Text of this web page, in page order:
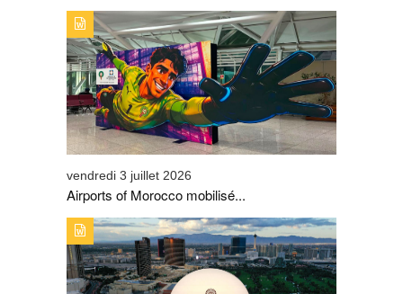
TYPE DE PUBLICATION : A_LA_UNETITRE : AIRPORTS
OF MOROCCO MOBILISÉ POUR ACCOMPAGNER LES
GRANDS DÉPARTS DES SUPPORTERS DES LIONS DE
L’ATLAS
vendredi 3 juillet 2026
Airports of Morocco mobilisé...
TYPE DE PUBLICATION : A_LA_UNETITRE : AVEC LA
CAMPAGNE SUR LA SPHERE DE LAS VEGAS, L’ONMT
SIGNE UNE PREMIÈRE MONDIALE ET DÉCLENCHE UN